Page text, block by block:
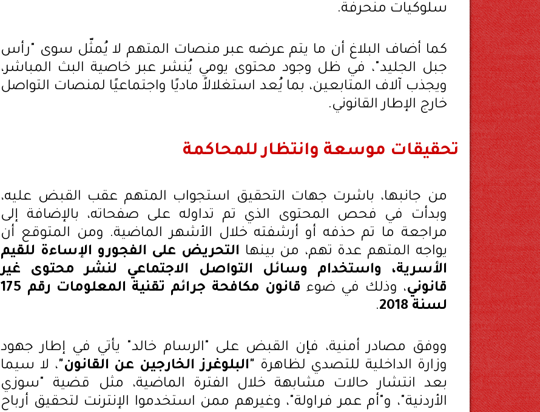
سلوكيات منحرفة.
كما أضاف البلاغ أن ما يتم عرضه عبر منصات المتهم لا يُمثّل سوى "رأس
جبل الجليد"، في ظل وجود محتوى يومي يُنشر عبر خاصية البث المباشر،
ويجذب آلاف المتابعين، بما يُعد استغلالاً ماديًا واجتماعيًا لمنصات التواصل
خارج الإطار القانوني.
تحقيقات موسعة وانتظار للمحاكمة
من جانبها، باشرت جهات التحقيق استجواب المتهم عقب القبض عليه،
وبدأت في فحص المحتوى الذي تم تداوله على صفحاته، بالإضافة إلى
مراجعة ما تم حذفه أو أرشفته خلال الأشهر الماضية. ومن المتوقع أن
يواجه المتهم عدة تهم، من بينها التحريض على الفجورو الإساءة للقيم
الأسرية، واستخدام وسائل التواصل الاجتماعي لنشر محتوى غير
قانوني، وذلك في ضوء
قانون مكافحة جرائم تقنية المعلومات رقم 175
لسنة 2018
.
ووفق مصادر أمنية، فإن القبض على "الرسام خالد" يأتي في إطار جهود
وزارة الداخلية للتصدي لظاهرة "البلوغرز الخارجين عن القانون"، لا سيما
بعد انتشار حالات مشابهة خلال الفترة الماضية، مثل قضية "سوزي
الأردنية"، و"أم عمر فراولة"، وغيرهم ممن استخدموا الإنترنت لتحقيق أرباح